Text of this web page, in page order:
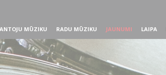
MŪZIKU RADU MŪZIKU JAUNUMI LAIPA